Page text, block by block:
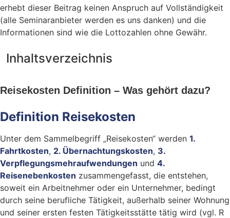
erhebt dieser Beitrag keinen Anspruch auf Vollständigkeit
(alle Seminaranbieter werden es uns danken) und die
Informationen sind wie die Lottozahlen ohne Gewähr.
Inhaltsverzeichnis
Reisekosten Definition – Was gehört dazu?
Definition Reisekosten
Unter dem Sammelbegriff „Reisekosten“ werden 1.
Fahrtkosten, 2. Übernachtungskosten, 3.
Verpflegungsmehraufwendungen und 4.
Reisenebenkosten zusammengefasst, die entstehen,
soweit ein Arbeitnehmer oder ein Unternehmer, bedingt
durch seine berufliche Tätigkeit, außerhalb seiner Wohnung
und seiner ersten festen Tätigkeitsstätte tätig wird (vgl. R